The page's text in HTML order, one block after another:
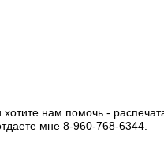
нам помочь -
мне 8-960-768-6344.